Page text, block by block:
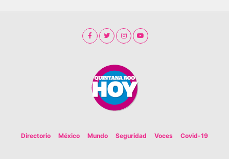
Directorio México Mundo Seguridad Voces Covid-19